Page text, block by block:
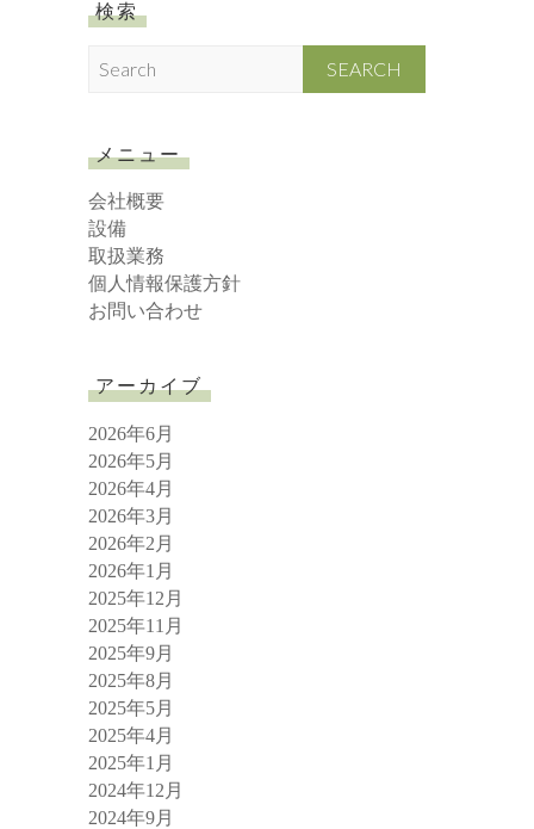
検索
c
h
メニュー
会社概要
設備
取扱業務
個人情報保護方針
お問い合わせ
アーカイブ
2026年6月
2026年5月
2026年4月
2026年3月
2026年2月
2026年1月
2025年12月
2025年11月
2025年9月
2025年8月
2025年5月
2025年4月
2025年1月
2024年12月
2024年9月